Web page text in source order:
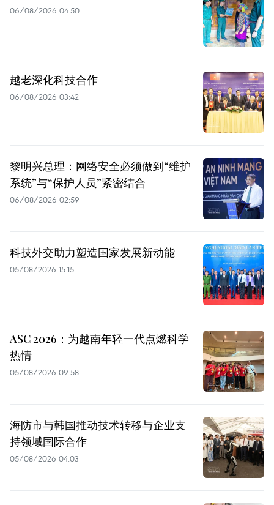
06/08/2026 04:50
越老深化科技合作
06/08/2026 03:42
黎明兴总理：网络安全必须做到“维护
系统”与“保护人员”紧密结合
06/08/2026 02:59
科技外交助力塑造国家发展新动能
05/08/2026 15:15
ASC 2026：为越南年轻一代点燃科学
热情
05/08/2026 09:58
海防市与韩国推动技术转移与企业支
持领域国际合作
05/08/2026 04:03